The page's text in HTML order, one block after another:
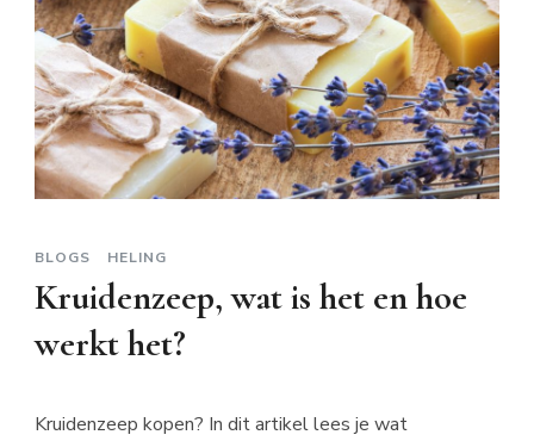
BLOGS HELING
Kruidenzeep, wat is het en hoe
werkt het?
Kruidenzeep kopen? In dit artikel lees je wat